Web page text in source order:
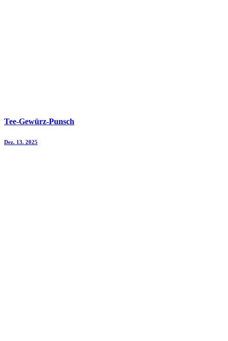
Tee-Gewürz-Punsch
Dez. 13. 2025